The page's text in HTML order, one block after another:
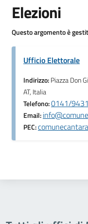
Elezioni
Questo argomento è
Ufficio Elettorale
Indirizzo:Piazza Don
AT, Italia
Telefono:0141/
Email:
PEC: